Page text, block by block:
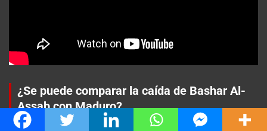
¿Se puede comparar la caída de Bashar Al-
Assab con Maduro?